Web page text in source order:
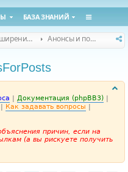
БАЗА ЗНАНИЙ
Расширения phpBB Анонсы и поддержка расширений для phpBB
| Документация (phpBB3) |
| Как задавать вопросы |
причин, если на
(а вы рискуете получить